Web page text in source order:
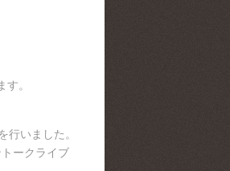
。
いました。
ークライブ